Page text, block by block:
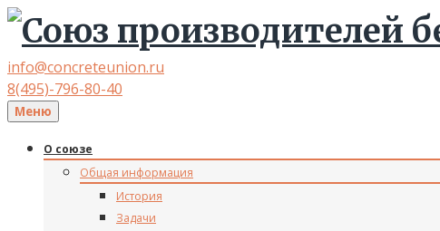
info@concreteunion.ru
8(495)-796-80-40
Меню
О союзе
Общая информация
История
Задачи